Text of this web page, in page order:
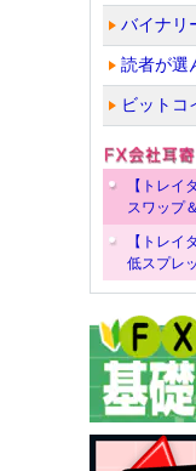
バイナリ
読者が選
ビットコ
【トレイ
スワップ
【トレイ
低スプレ